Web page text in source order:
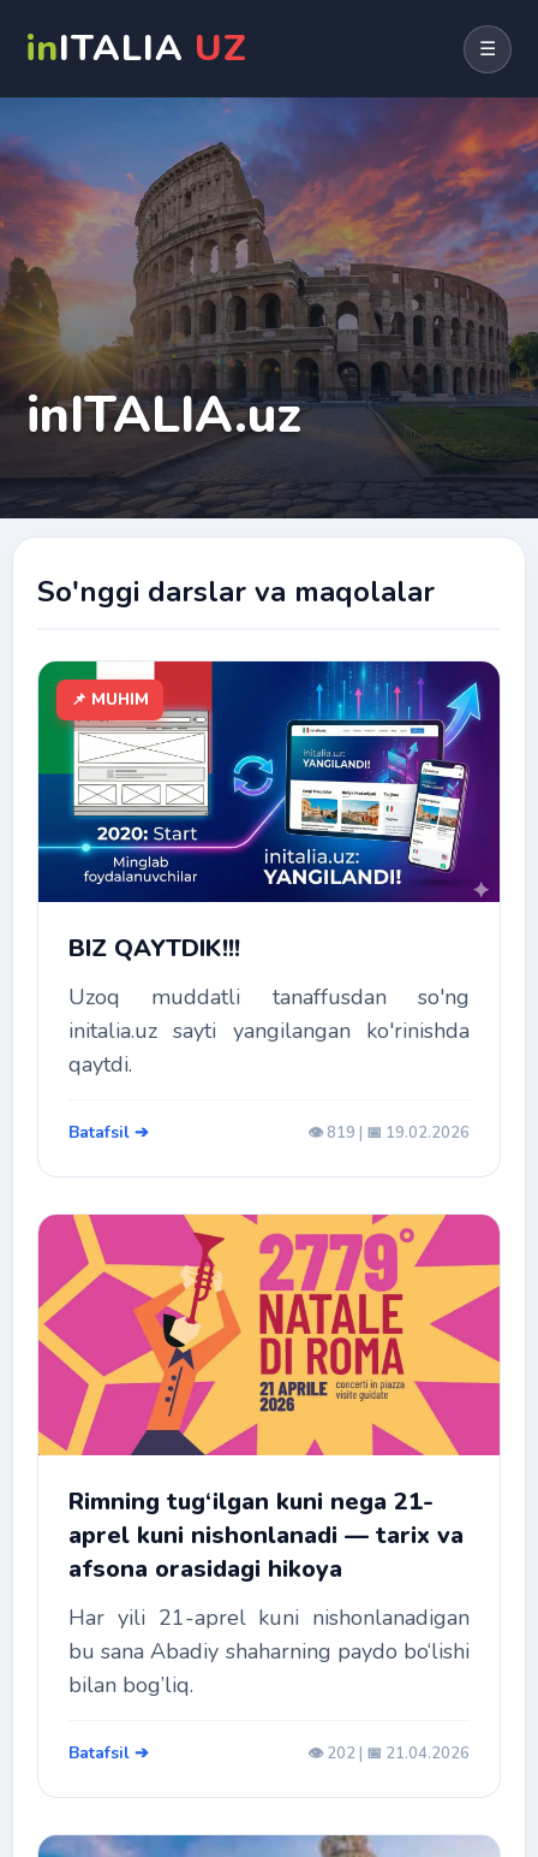
inITALIA UZ ☰
inITALIA.uz
So'nggi darslar va maqolalar
📌 MUHIM
BIZ QAYTDIK!!!
Uzoq muddatli tanaffusdan so'ng
initalia.uz sayti yangilangan ko'rinishda
qaytdi.
Batafsil ➔ 👁️ 819 | 📅 19.02.2026
Rimning tug‘ilgan kuni nega 21-
aprel kuni nishonlanadi — tarix va
afsona orasidagi hikoya
Har yili 21-aprel kuni nishonlanadigan
bu sana Abadiy shaharning paydo bo‘lishi
bilan bog’liq.
Batafsil ➔ 👁️ 202 | 📅 21.04.2026